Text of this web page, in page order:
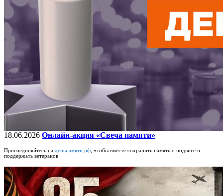
18.06.2026 Онлайн-акция «Свеча памяти»
Присоединяйтесь на деньпамяти.рф , чтобы вместе сохранить память о подвиге и
поддержать ветеранов